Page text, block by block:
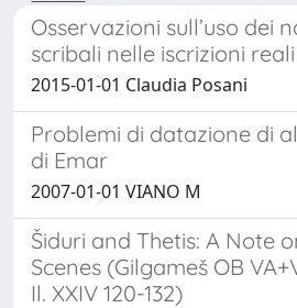
Osservazioni sull’uso dei
scribali nelle iscrizioni
2015-01-01 Claudia Posani
Problemi di datazione di
di Emar
2007-01-01 VIANO M
Šiduri and Thetis: A Note
Scenes (Gilgameš OB
Il. XXIV 120-132)